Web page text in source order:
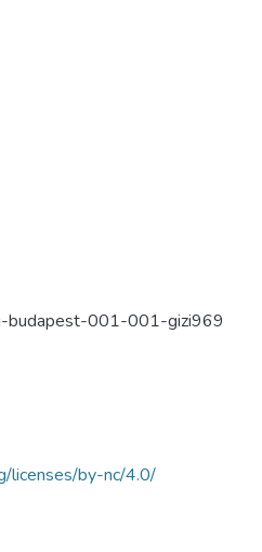
001-001-gizi969
licenses/by-nc/4.0/